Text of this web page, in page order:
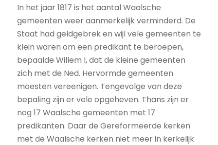
In het jaar 1817 is het aantal Waalsche
gemeenten weer aanmerkelijk verminderd. De
Staat had geldgebrek en wijl vele gemeenten te
klein waren om een predikant te beroepen,
bepaalde Willem I, dat de kleine gemeenten
zich met de Ned. Hervormde gemeenten
moesten vereenigen. Tengevolge van deze
bepaling zijn er vele opgeheven. Thans zijn er
nog 17 Waalsche gemeenten met 17
predikanten. Daar de Gereformeerde kerken
met de Waalsche kerken niet meer in kerkelijk